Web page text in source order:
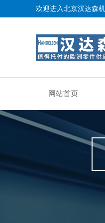
欢迎进入北京汉达森
网站首页